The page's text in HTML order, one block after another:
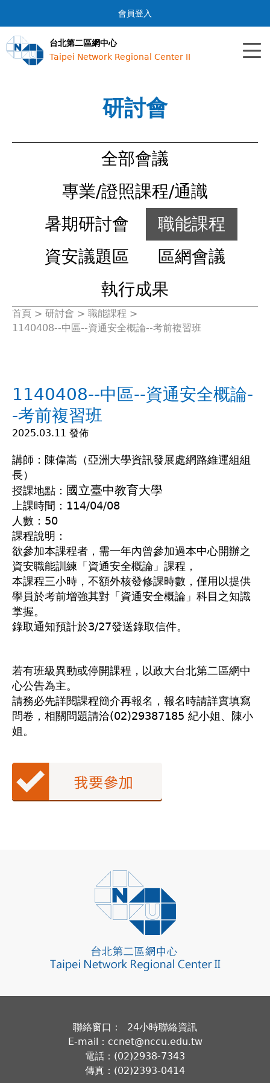
Jump to navigation
會員登入
台北第二區網中心
Taipei Network Regional Center II
研討會
全部會議
專業/證照課程/通識
暑期研討會
職能課程
資安議題區
區網會議
執行成果
您
裡
首頁 > 研討會 > 職能課程 >
1140408--中區--資通安全概論--考前複習班
1140408--中區--資通安全概論-
-考前複習班
2025.03.11 發佈
講師：陳偉嵩（亞洲大學資訊發展處網路維運組組
長）
授課地點： 國立臺中教育大學
上課時間：114/04/08
人數：50
課程說明：
欲參加本課程者，需一年內曾參加過本中心開辦之
資安職能訓練「資通安全概論」課程，
本課程三小時，不額外核發修課時數，僅用以提供
學員於考前增強其對「資通安全概論」科目之知識
掌握。
錄取通知預計於3/27發送錄取信件。
若有班級異動或停開課程，以政大台北第二區網中
心公告為主。
請務必先詳閱課程簡介再報名，報名時請詳實填寫
問卷，相關問題請洽(02)29387185 紀小姐、陳小
姐。
聯絡窗口： 24小時聯絡資訊
E-mail：ccnet@nccu.edu.tw
電話：(02)2938-7343
傳真：(02)2393-0414